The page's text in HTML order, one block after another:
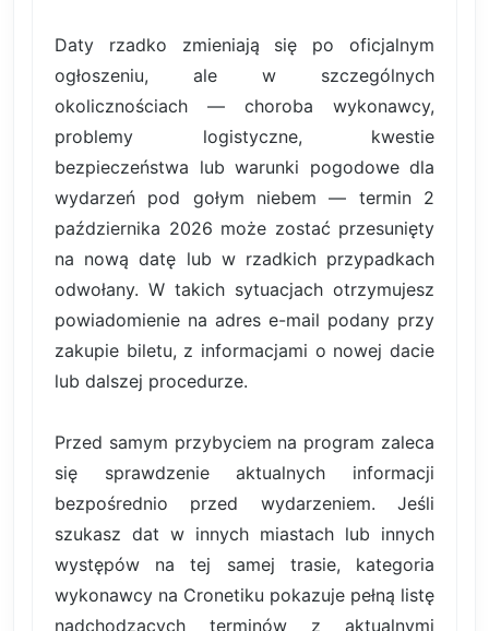
Daty rzadko zmieniają się po oficjalnym
ogłoszeniu, ale w szczególnych
okolicznościach — choroba wykonawcy,
problemy logistyczne, kwestie
bezpieczeństwa lub warunki pogodowe dla
wydarzeń pod gołym niebem — termin 2
października 2026 może zostać przesunięty
na nową datę lub w rzadkich przypadkach
odwołany. W takich sytuacjach otrzymujesz
powiadomienie na adres e-mail podany przy
zakupie biletu, z informacjami o nowej dacie
lub dalszej procedurze.
Przed samym przybyciem na program zaleca
się sprawdzenie aktualnych informacji
bezpośrednio przed wydarzeniem. Jeśli
szukasz dat w innych miastach lub innych
występów na tej samej trasie, kategoria
wykonawcy na Cronetiku pokazuje pełną listę
nadchodzących terminów z aktualnymi